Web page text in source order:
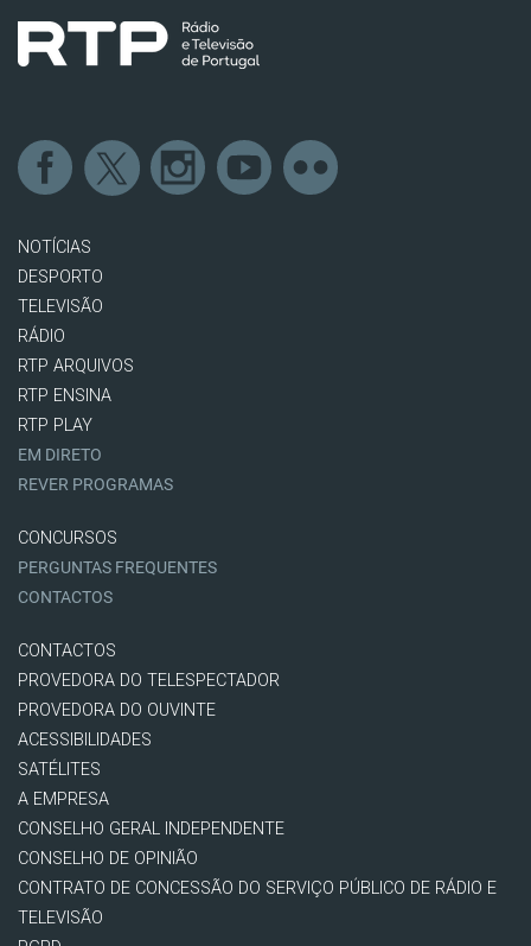
NOTÍCIAS
DESPORTO
TELEVISÃO
RÁDIO
RTP ARQUIVOS
RTP ENSINA
RTP PLAY
EM DIRETO
REVER PROGRAMAS
CONCURSOS
PERGUNTAS FREQUENTES
CONTACTOS
CONTACTOS
PROVEDORA DO TELESPECTADOR
PROVEDORA DO OUVINTE
ACESSIBILIDADES
SATÉLITES
A EMPRESA
CONSELHO GERAL INDEPENDENTE
CONSELHO DE OPINIÃO
CONTRATO DE CONCESSÃO DO SERVIÇO PÚBLICO DE RÁDIO E
TELEVISÃO